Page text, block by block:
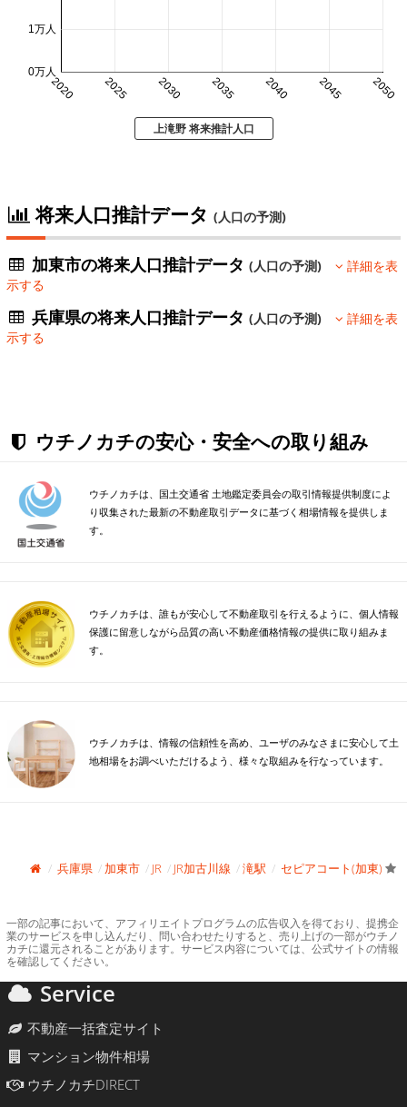
2020 2025 2030 2035 2040 2045 2050
0万人
1万人
上滝野 将来推計人口
将来人口推計データ (人口の予測)
加東市の将来人口推計データ(人口の予測)
詳細を表
示する
兵庫県の将来人口推計データ(人口の予測)
詳細を表
示する
ウチノカチの安心・安全への取り組み
ウチノカチは、国土交通省 土地鑑定委員会の取引情報提供制度によ
り収集された最新の不動産取引データに基づく相場情報を提供しま
す。
ウチノカチは、誰もが安心して不動産取引を行えるように、個人情報
保護に留意しながら品質の高い不動産価格情報の提供に取り組みま
す。
ウチノカチは、情報の信頼性を高め、ユーザのみなさまに安心して土
地相場をお調べいただけるよう、様々な取組みを行なっています。
兵庫県 加東市 JR JR加古川線 滝駅 セピアコート(加東)
一部の記事において、アフィリエイトプログラムの広告収入を得ており、提携企
業のサービスを申し込んだり、問い合わせたりすると、売り上げの一部がウチノ
カチに還元されることがあります。サービス内容については、公式サイトの情報
を確認してください。
Service
不動産一括査定サイト
マンション物件相場
ウチノカチDIRECT